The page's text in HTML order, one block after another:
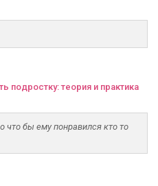
подростку: теория и практика
что бы ему понравился кто то